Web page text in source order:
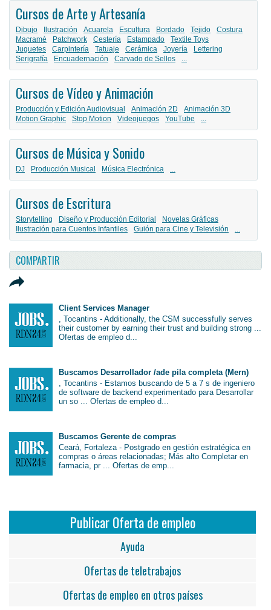
Cursos de Arte y Artesanía
Dibujo Ilustración Acuarela Escultura Bordado Tejido
Costura
Macramé
Patchwork Cestería Estampado
Textile Toys
Juguetes
Carpintería Tatuaje Cerámica Joyería
Lettering
Serigrafía
Encuadernación Carvado de Sellos ...
Cursos de Vídeo y Animación
Producción y Edición Audiovisual Animación 2D
Animación 3D
Motion Graphic
Stop Motion Videojuegos YouTube ...
Cursos de Música y Sonido
DJ Producción Musical Música Electrónica ...
Cursos de Escritura
Storytelling Diseño y Producción Editorial
Novelas Gráficas
Ilustración para Cuentos Infantiles
Guión para Cine y Televisión ...
COMPARTIR
Client Services Manager
, Tocantins - Additionally, the CSM successfully serves
their customer by earning their trust and building strong ...
Ofertas de empleo d...
Buscamos Desarrollador /ade pila completa (Mern)
, Tocantins - Estamos buscando de 5 a 7 s de ingeniero
de software de backend experimentado para Desarrollar
un so ... Ofertas de empleo d...
Buscamos Gerente de compras
Ceará, Fortaleza - Postgrado en gestión estratégica en
compras o áreas relacionadas; Más alto Completar en
farmacia, pr ... Ofertas de emp...
Publicar Oferta de empleo
Ayuda
Ofertas de teletrabajos
Ofertas de empleo en otros países